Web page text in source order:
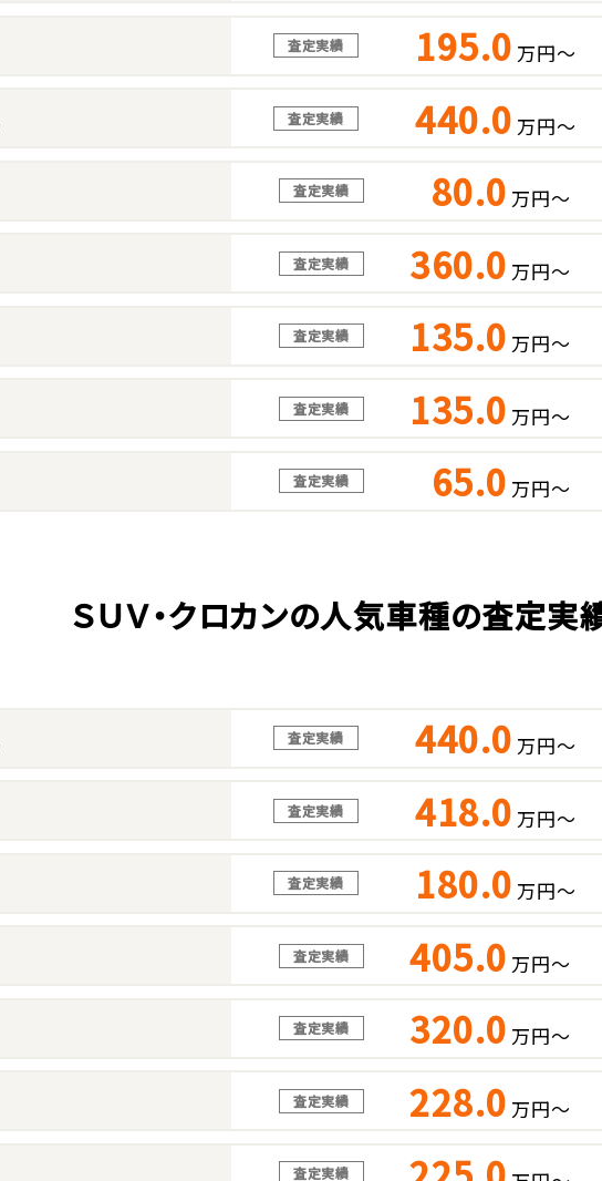
査定実績 195.0 万円～
査定実績 440.0 万円～
査定実績 80.0 万円～
査定実績 360.0 万円～
査定実績 135.0 万円～
査定実績 135.0 万円～
査定実績 65.0 万円～
ＳＵＶ・クロカンの人気車種の査定実
査定実績 440.0 万円～
査定実績 418.0 万円～
査定実績 180.0 万円～
査定実績 405.0 万円～
査定実績 320.0 万円～
査定実績 228.0 万円～
査定実績